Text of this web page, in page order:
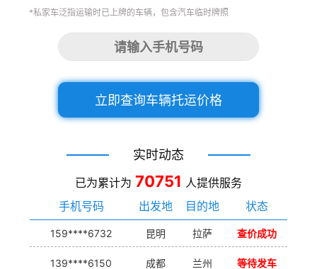
*私家车泛指运输时已上牌的车辆，包含汽车临时牌照
立即查询车辆托运价格
实时动态
已为累计为 70751 人提供服务
手机号码
出发地 目的地 状态
159****6732 昆明 拉萨 查价成功
139****6150 成都 兰州 等待发车